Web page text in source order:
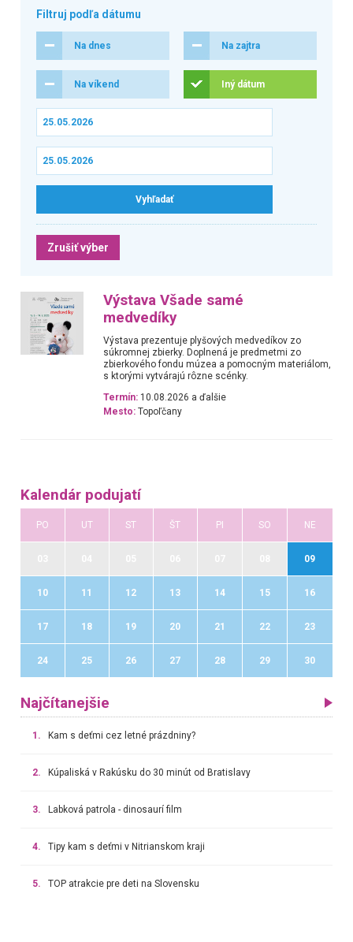
Filtruj podľa dátumu
Na dnes Na zajtra
Na víkend Iný dátum
Zrušiť výber
Výstava Všade samé
medvedíky
Výstava prezentuje plyšových medvedíkov zo
súkromnej zbierky. Doplnená je predmetmi zo
zbierkového fondu múzea a pomocným materiálom,
s ktorými vytvárajú rôzne scénky.
Termín: 10.08.2026 a ďalšie
Mesto: Topoľčany
Kalendár podujatí
PO UT ST ŠT PI SO NE
09
10 11 12 13 14 15 16
17 18 19 20 21 22 23
24 25 26 27 28 29 30
Najčítanejšie
1. Kam s deťmi cez letné prázdniny?
2. Kúpaliská v Rakúsku do 30 minút od Bratislavy
3. Labková patrola - dinosaurí film
4. Tipy kam s deťmi v Nitrianskom kraji
5. TOP atrakcie pre deti na Slovensku